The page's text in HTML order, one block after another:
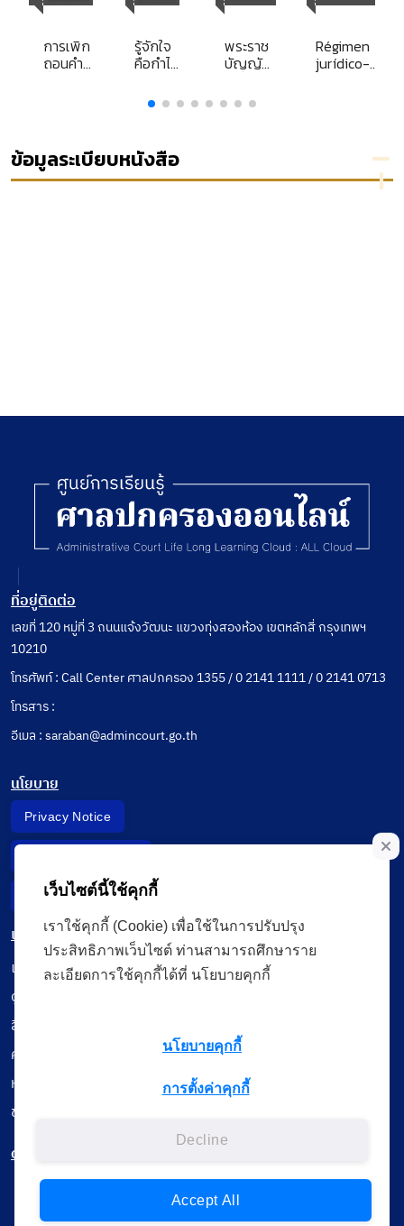
การเพิก
ถอนคำ
กฎหมาย
รู้จักใจ
คือกำไร
พระราช
บัญญัติ
แบบผู้
[ลูกบท]
Régimen
jurídico-
ข้อมูลระเบียบหนังสือ
ที่อยู่ติดต่อ
เลขที่ 120 หมู่ที่ 3 ถนนแจ้งวัฒนะ แขวงทุ่งสองห้อง เขตหลักสี่ กรุงเทพฯ
10210
โทรศัพท์ : Call Center ศาลปกครอง 1355 / 0 2141 1111 / 0 2141 0713
โทรสาร :
อีเมล : saraban@admincourt.go.th
นโยบาย
Privacy Notice
Incident Report
เมนู
เรียนออนไลน์
ดูถ่ายทอดสด
สื่อการเรียนรู้
ค้นรายการหนังสือ
หนังสืออิเล็กทรอนิกส์
ข้อมูลผู้ใช้งาน
ดาวน์โหลดใช้งานบนแอปพลิเคชัน
เว็บไซต์นี้ใช้คุกกี้
เราใช้คุกกี้ (Cookie) เพื่อใช้ในการปรับปรุง
ประสิทธิภาพเว็บไซต์ ท่านสามารถศึกษาราย
ละเอียดการใช้คุกกี้ได้ที่ นโยบายคุกกี้
นโยบายคุกกี้
การตั้งค่าคุกกี้
Decline
Accept All